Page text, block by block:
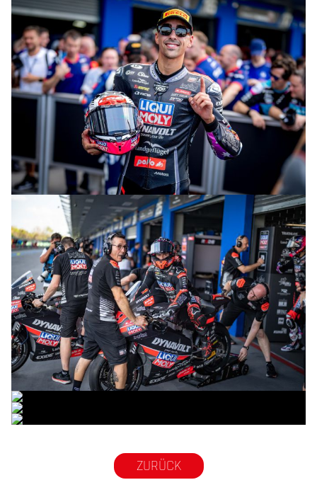
© intactGP
© intactGP
© intactGP
© intactGP
ZURÜCK